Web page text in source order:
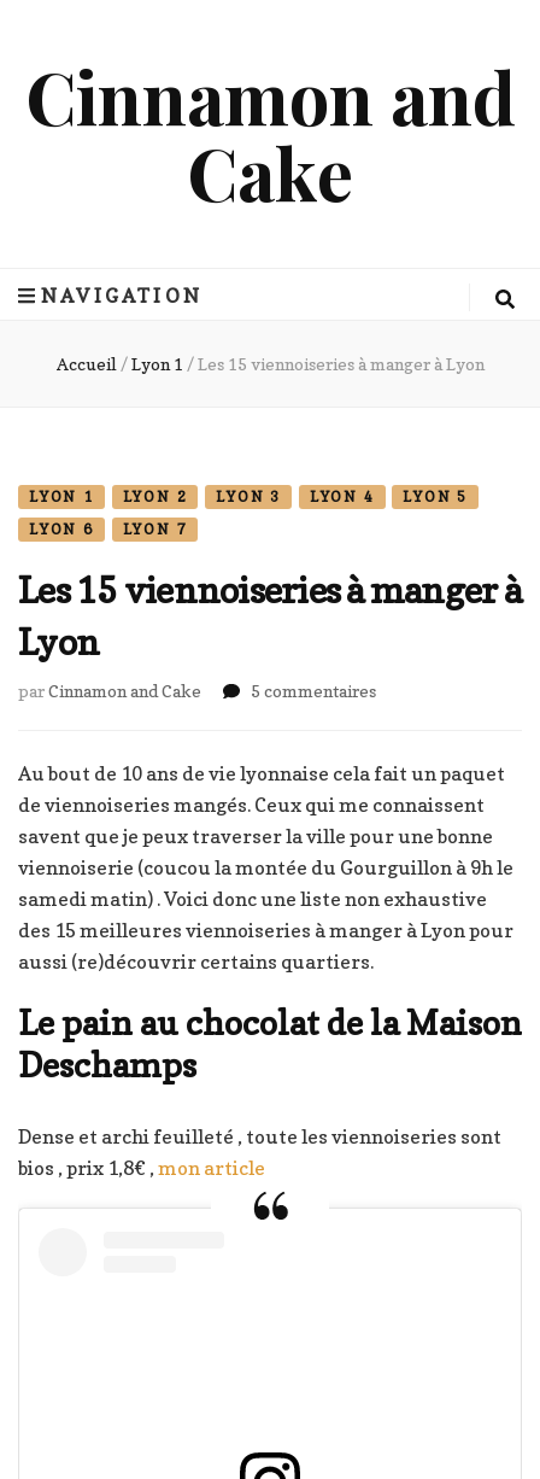
Cinnamon and
Cake
NAVIGATION
Accueil / Lyon 1 / Les 15 viennoiseries à manger à Lyon
LYON 1 LYON 2 LYON 3 LYON 4
LYON 5
LYON 6
LYON 7
Les 15 viennoiseries à manger à
Lyon
parCinnamon and Cake 5 commentairessur
viennoiseries
manger
à
Lyon
Au bout de 10 ans de vie lyonnaise cela fait un paquet
de viennoiseries mangés. Ceux qui me connaissent
savent que je peux traverser la ville pour une bonne
viennoiserie (coucou la montée du Gourguillon à 9h le
samedi matin) . Voici donc une liste non exhaustive
des 15 meilleures viennoiseries à manger à Lyon pour
aussi (re)découvrir certains quartiers.
Le pain au chocolat de la Maison
Deschamps
Dense et archi feuilleté , toute les viennoiseries sont
bios , prix 1,8€ , mon article